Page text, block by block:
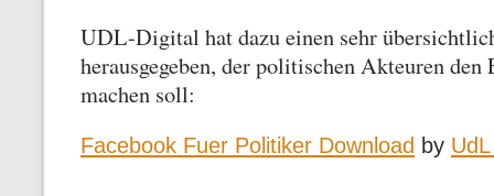
UDL-Digital hat dazu einen sehr
herausgegeben, der politischen Akteuren
machen soll:
Facebook Fuer Politiker Download by